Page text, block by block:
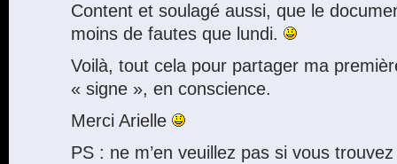
Content et soulagé aussi, que le
moins de fautes que lundi.
Voilà, tout cela pour partager ma
« signe », en conscience.
Merci Arielle
PS : ne m’en veuillez pas si vous